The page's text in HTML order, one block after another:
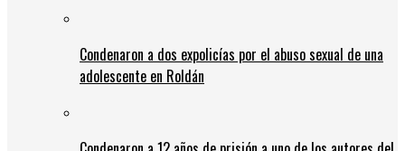
Condenaron a dos expolicías por el abuso sexual de una
adolescente en Roldán